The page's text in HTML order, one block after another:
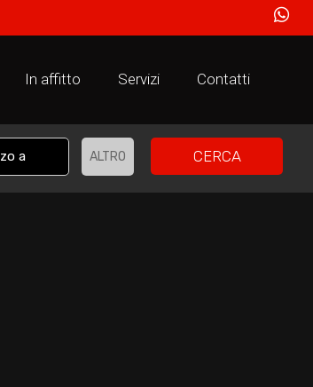
In affitto Servizi Contatti
ALTRO CERCA